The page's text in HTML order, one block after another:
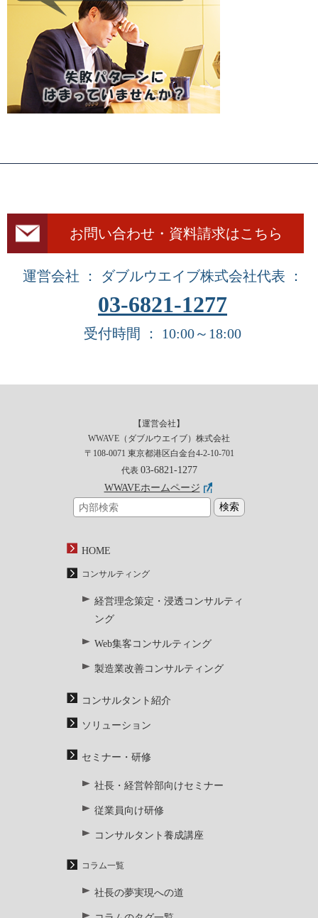
お問い合わせ・資料請求はこちら
運営会社 ： ダブルウエイブ株式会社代表 ：
03-6821-1277
受付時間 ： 10:00～18:00
【運営会社】
WWAVE（ダブルウエイブ）株式会社
〒108-0071 東京都港区白金台4-2-10-701
代表 03-6821-1277
WWAVEホームページ
HOME
コンサルティング
経営理念策定・浸透コンサルティ
ング
Web集客コンサルティング
製造業改善コンサルティング
コンサルタント紹介
ソリューション
セミナー・研修
社長・経営幹部向けセミナー
従業員向け研修
コンサルタント養成講座
コラム一覧
社長の夢実現への道